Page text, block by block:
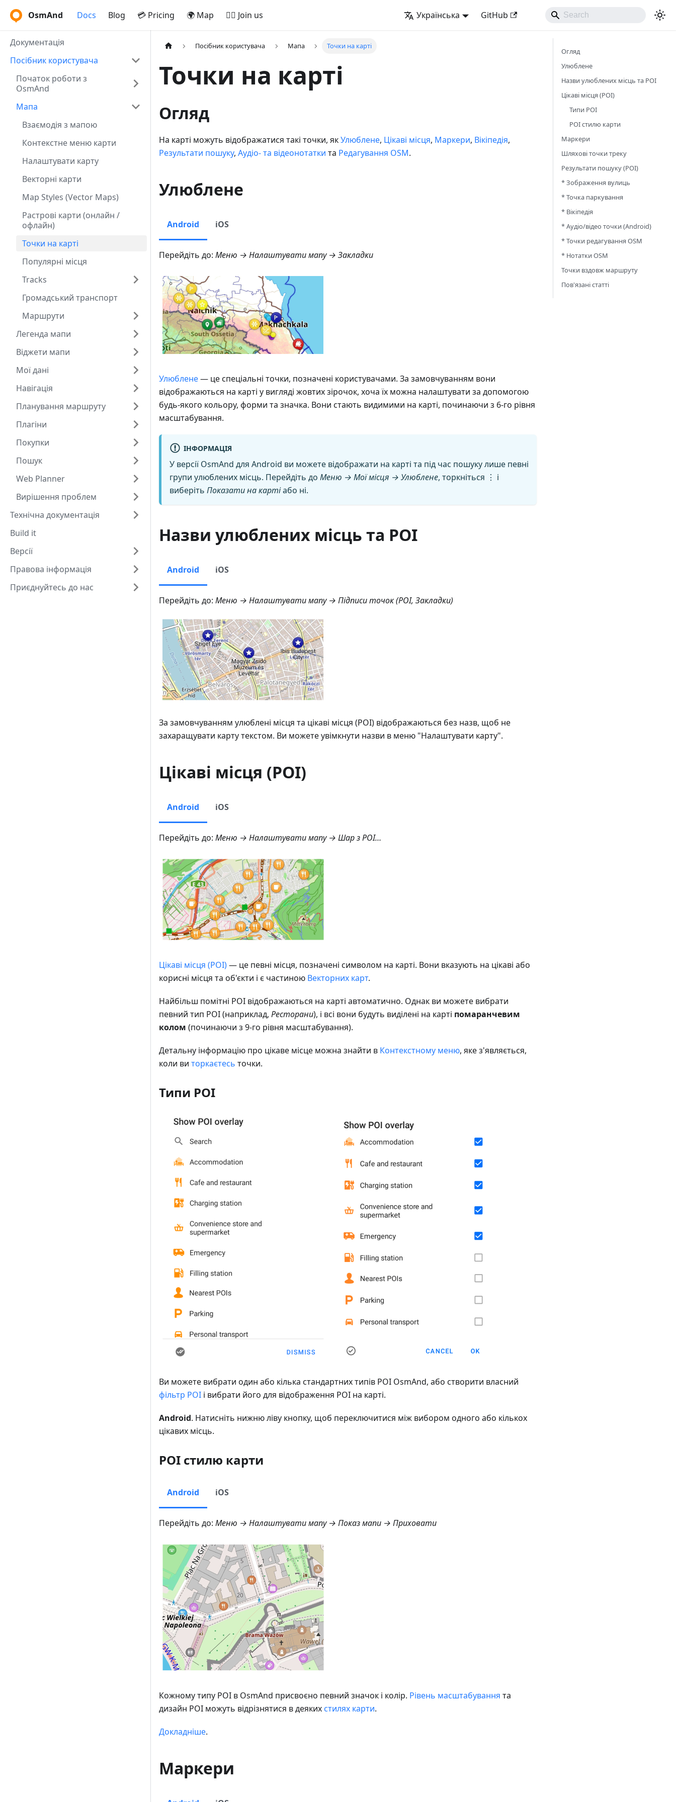
OsmAnd Docs Blog 💳 Pricing 🌍 Map 🚵‍♂️ Join us Українська GitHub
Документація
Посібник користувача
Початок роботи з
OsmAnd
Мапа
Взаємодія з мапою
Контекстне меню карти
Налаштувати карту
Векторні карти
Map Styles (Vector Maps)
Растрові карти (онлайн /
офлайн)
Точки на карті
Популярні місця
Tracks
Громадський транспорт
Маршрути
Легенда мапи
Віджети мапи
Мої дані
Навігація
Планування маршруту
Плагіни
Покупки
Пошук
Web Planner
Вирішення проблем
Технічна документація
Build it
Версії
Правова інформація
Приєднуйтесь до нас
Посібник користувача Мапа Точки на карті
Точки на карті
Огляд
На карті можуть відображатися такі точки, якУлюблене, Цікаві місця, Маркери, Вікіпедія,
Результати пошуку, Аудіо- та відеонотатки та Редагування OSM.
Улюблене
Android iOS
Перейдіть до: Меню → Налаштувати мапу → Закладки
Улюблене— це спеціальні точки, позначені користувачами. За замовчуванням вони
відображаються на карті у вигляді жовтих зірочок, хоча їх можна налаштувати за допомогою
будь-якого кольору, форми та значка. Вони стають видимими на карті, починаючи з 6-го рівня
масштабування.
ІНФОРМАЦІЯ
У версії OsmAnd для Android ви можете відображати на карті та під час пошуку лише певні
групи улюблених місць. Перейдіть до Меню → Мої місця → Улюблене, торкніться ⋮ і
виберіть Показати на картіабо ні.
Назви улюблених місць та POI
Android iOS
Перейдіть до: Меню → Налаштувати мапу → Підписи точок (POI, Закладки)
За замовчуванням улюблені місця та цікаві місця (POI) відображаються без назв, щоб не
захаращувати карту текстом. Ви можете увімкнути назви в меню "Налаштувати карту".
Цікаві місця (POI)
Android iOS
Перейдіть до: Меню → Налаштувати мапу → Шар з POI…
Цікаві місця (POI)— це певні місця, позначені символом на карті. Вони вказують на цікаві або
корисні місця та об'єкти і є частиною Векторних карт.
Найбільш помітні POI відображаються на карті автоматично. Однак ви можете вибрати
певний тип POI (наприклад, Ресторани), і всі вони будуть виділені на карті помаранчевим
колом (починаючи з 9-го рівня масштабування).
Детальну інформацію про цікаве місце можна знайти в Контекстному меню, яке з'являється,
коли ви торкаєтесь точки.
Типи POI
Ви можете вибрати один або кілька стандартних типів POI OsmAnd, або створити власний
фільтр POI і вибрати його для відображення POI на карті.
Android. Натисніть нижню ліву кнопку, щоб переключитися між вибором одного або кількох
цікавих місць.
POI стилю карти
Android iOS
Перейдіть до: Меню → Налаштувати мапу → Показ мапи → Приховати
Кожному типу POI в OsmAnd присвоєно певний значок і колір. Рівень масштабування та
дизайн POI можуть відрізнятися в деяких стилях карти.
Докладніше.
Маркери
Огляд
Улюблене
Назви улюблених місць та POI
Цікаві місця (POI)
Типи POI
POI стилю карти
Маркери
Шляхові точки треку
Результати пошуку (POI)
* Зображення вулиць
* Точка паркування
* Вікіпедія
* Аудіо/відео точки (Android)
* Точки редагування OSM
* Нотатки OSM
Точки вздовж маршруту
Пов'язані статті